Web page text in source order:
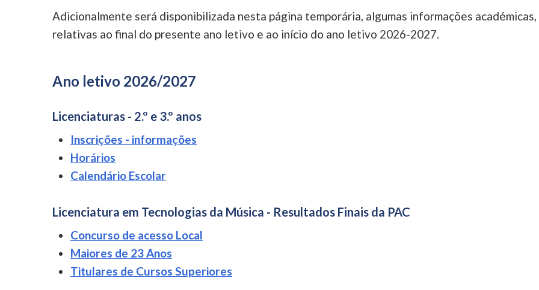
Adicionalmente será disponibilizada nesta página temporária, algumas informações académicas,
relativas ao final do presente ano letivo e ao início do ano letivo 2026-2027.
Ano letivo 2026/2027
Licenciaturas - 2.º e 3.º anos
Inscrições - informações
Horários
Calendário Escolar
Licenciatura em Tecnologias da Música - Resultados Finais da PAC
Concurso de acesso Local
Maiores de 23 Anos
Titulares de Cursos Superiores